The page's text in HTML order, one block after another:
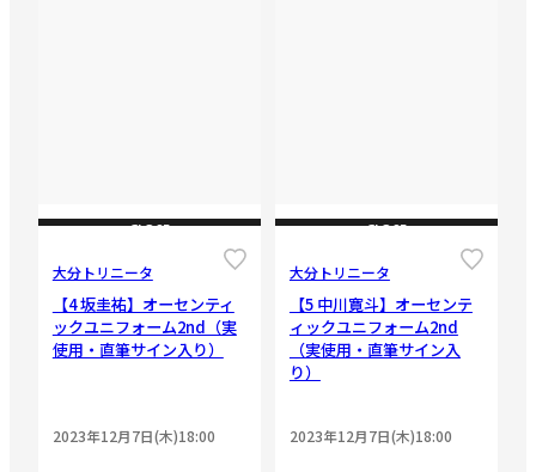
CLOSE
大分トリニータ
【4 坂圭祐】オーセンティ
ックユニフォーム2nd（実
使用・直筆サイン入り）
2023年12月7日(木)18:00
CLOSE
大分トリニータ
【5 中川寛斗】オーセンテ
ィックユニフォーム2nd
（実使用・直筆サイン入
り）
2023年12月7日(木)18:00